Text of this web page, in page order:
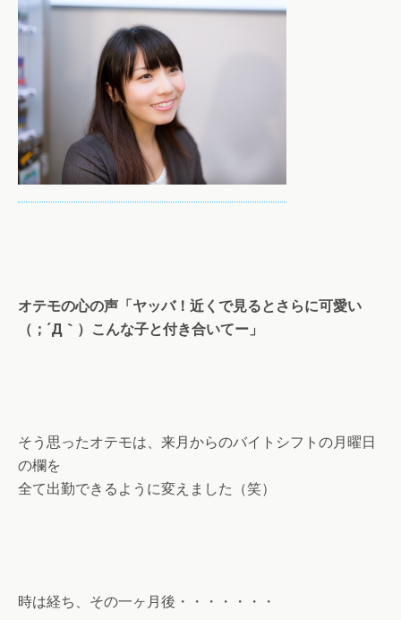
オテモの心の声「ヤッバ！近くで見るとさらに可愛い
（；´Д｀）こんな子と付き合いてー」
そう思ったオテモは、来月からのバイトシフトの月曜日
の欄を
全て出勤できるように変えました（笑）
時は経ち、その一ヶ月後・・・・・・・